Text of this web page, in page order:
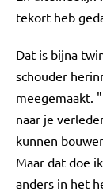
tekort heb
Dat is bijna
schouder
meegemaakt.
naar je
kunnen
Maar dat doe
anders in het